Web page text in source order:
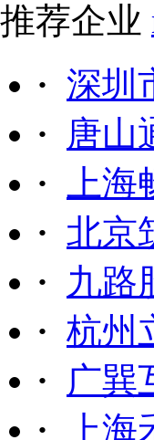
推荐企业
· 深圳
·
唐山
·
上
· 北京
·
九路
· 杭州
·
广巽
·
上